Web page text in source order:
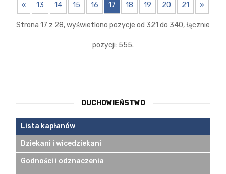
« 13 14 15 16 17 18 19 20 21 »
Strona 17 z 28, wyświetlono pozycje od 321 do 340, łącznie
pozycji: 555.
DUCHOWIEŃSTWO
Lista kapłanów
Dziekani i wicedziekani
Godności i odznaczenia